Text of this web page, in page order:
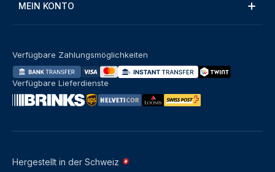
MEIN KONTO
Hergestellt in der Schweiz
Verfügbare Zahlungsmöglichkeiten
Verfügbare Lieferdienste